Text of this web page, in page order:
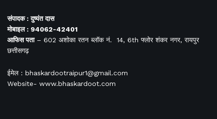
संपादक : दुष्यंत दास
मोबाइल : 94062-42401
आफिसपता– 602 अशोका रतन ब्लॉक नं. 14, 6th फ्लोर शंकर नगर, रायपुर
छत्तीसगढ़
ईमेल : bhaskardootraipur1@gmail.com
Website- www.bhaskardoot.com